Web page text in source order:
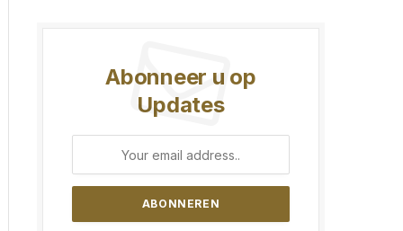
Abonneer u op
Updates